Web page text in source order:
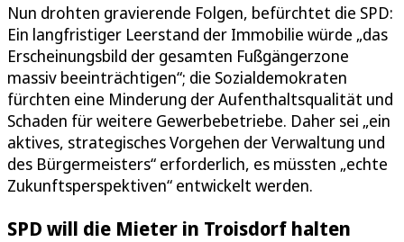
Nun drohten gravierende Folgen, befürchtet die SPD:
Ein langfristiger Leerstand der Immobilie würde „das
Erscheinungsbild der gesamten Fußgängerzone
massiv beeinträchtigen“; die Sozialdemokraten
fürchten eine Minderung der Aufenthaltsqualität und
Schaden für weitere Gewerbebetriebe. Daher sei „ein
aktives, strategisches Vorgehen der Verwaltung und
des Bürgermeisters“ erforderlich, es müssten „echte
Zukunftsperspektiven“ entwickelt werden.
SPD will die Mieter in Troisdorf halten